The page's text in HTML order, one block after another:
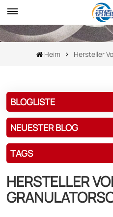
Heim Hersteller
BLOGLISTE
NEUESTER BLOG
TAGS
HERSTELLER